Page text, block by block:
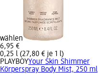
wählen
6,95 €
0,25 l (27,80 € je 1 l)
PLAYBOYYour Skin Shimmer
Körperspray Body Mist, 250 ml